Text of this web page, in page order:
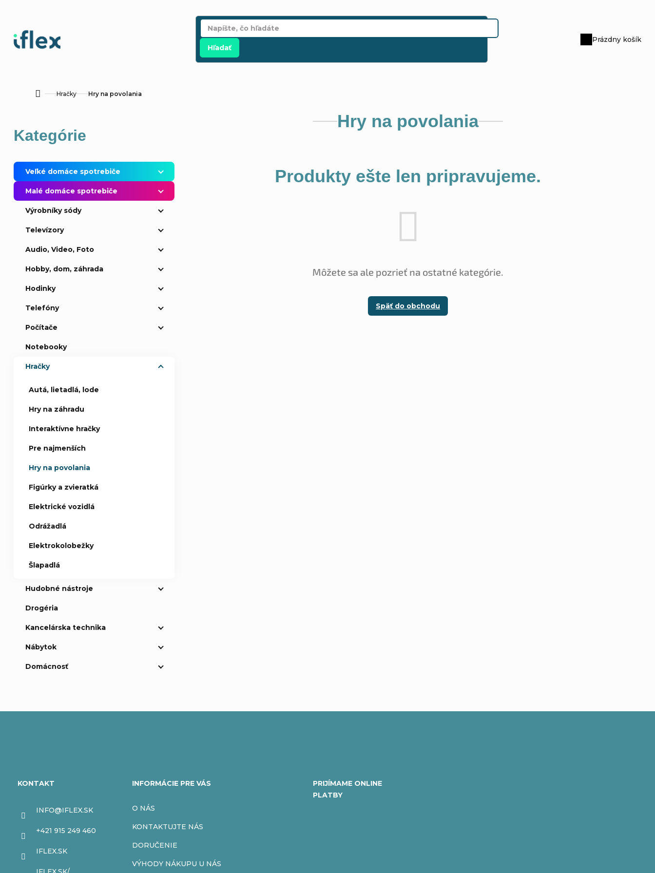
Hľadať
Nákupný
Prázdny košík
DomovHračky Hry na povolania
o
č
n
Preskočiť
kategórie
Kategórie
Veľké domáce spotrebiče
Malé domáce spotrebiče
Výrobníky sódy
Televízory
Audio, Video, Foto
Hobby, dom, záhrada
Hodinky
Telefóny
Počítače
Notebooky
Hračky
Autá, lietadlá, lode
Hry na záhradu
Interaktívne hračky
Pre najmenších
Hry na povolania
Figúrky a zvieratká
Elektrické vozidlá
Odrážadlá
Elektrokolobežky
Šlapadlá
Hudobné nástroje
Drogéria
Kancelárska technika
Nábytok
Domácnosť
Hry na povolania
Produkty ešte len pripravujeme.
Môžete sa ale pozrieť na ostatné kategórie.
Späť do obchodu
KONTAKT
INFO@IFLEX.SK
+421 915 249 460
IFLEX.SK
INFORMÁCIE PRE VÁS
O NÁS
KONTAKTUJTE NÁS
DORUČENIE
VÝHODY NÁKUPU U NÁS
PRIJÍMAME ONLINE
PLATBY